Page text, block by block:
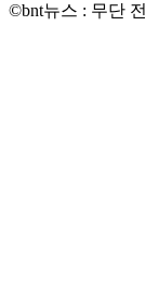
©bnt뉴스 : 무단